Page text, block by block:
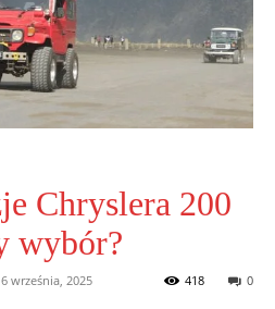
Chryslera 200
wybór?
6 września, 2025 0
418